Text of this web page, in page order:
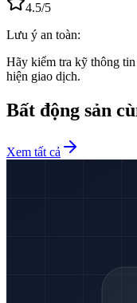
4.5/5
Lưu ý an toàn:
Hãy kiểm tra kỹ thông
hiện giao dịch.
Bất động sản
Xem tất cả